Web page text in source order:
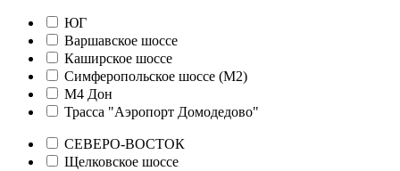
ЮГ
Варшавское шоссе
Каширское шоссе
Симферопольское шоссе (М2)
М4 Дон
Трасса "Аэропорт Домодедово"
СЕВЕРО-ВОСТОК
Щелковское шоссе